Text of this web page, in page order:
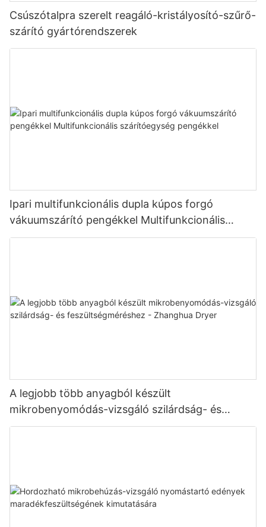
Csúszótalpra szerelt reagáló-kristályosító-szűrő-
szárító gyártórendszerek
Ipari multifunkcionális dupla kúpos forgó
vákuumszárító pengékkel Multifunkcionális
szárítóegység pengékkel
A legjobb több anyagból készült
mikrobenyomódás-vizsgáló szilárdság- és
feszültségméréshez - Zhanghua Dryer